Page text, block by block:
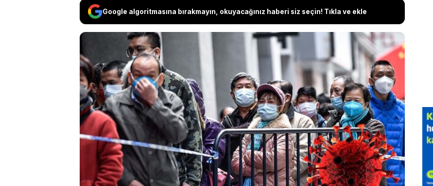
Google algoritmasına bırakmayın, okuyacağınız haberi siz seçin! Tıkla ve ekle
Tayland, ülkedeki yarasalarda yeni bir koronavirüs (CoV)
türünün belirlendiğini açıkladı. Yetkililer, şimdiye kadar
virüsün insanlara geçtiğine dair herhangi bir bulguya
ulaşılmadığını bildirdi.